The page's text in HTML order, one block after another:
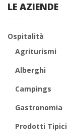
LE AZIENDE
Ospitalità
Agriturismi
Alberghi
Campings
Gastronomia
Prodotti Tipici